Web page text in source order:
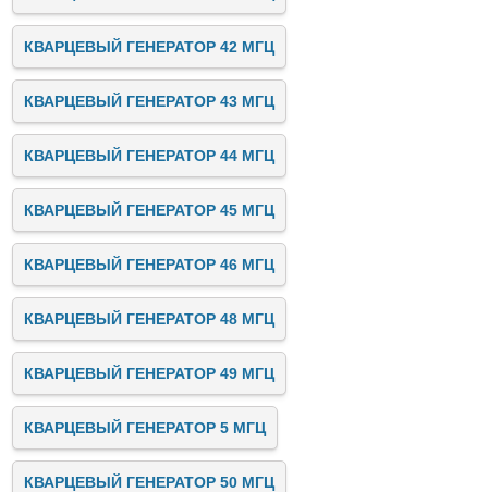
КВАРЦЕВЫЙ ГЕНЕРАТОР 42 МГЦ
КВАРЦЕВЫЙ ГЕНЕРАТОР 43 МГЦ
КВАРЦЕВЫЙ ГЕНЕРАТОР 44 МГЦ
КВАРЦЕВЫЙ ГЕНЕРАТОР 45 МГЦ
КВАРЦЕВЫЙ ГЕНЕРАТОР 46 МГЦ
КВАРЦЕВЫЙ ГЕНЕРАТОР 48 МГЦ
КВАРЦЕВЫЙ ГЕНЕРАТОР 49 МГЦ
КВАРЦЕВЫЙ ГЕНЕРАТОР 5 МГЦ
КВАРЦЕВЫЙ ГЕНЕРАТОР 50 МГЦ